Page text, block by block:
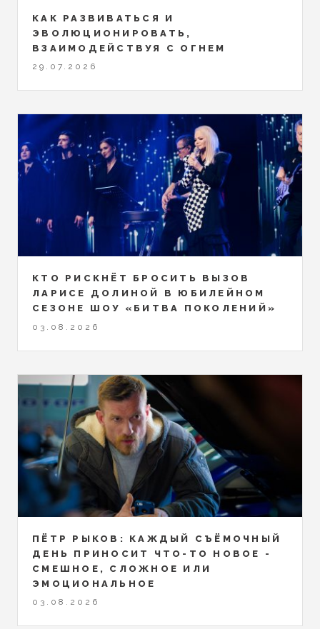
КАК РАЗВИВАТЬСЯ И
ЭВОЛЮЦИОНИРОВАТЬ,
ВЗАИМОДЕЙСТВУЯ С ОГНЕМ
29.07.2026
КТО РИСКНЁТ БРОСИТЬ ВЫЗОВ
ЛАРИСЕ ДОЛИНОЙ В ЮБИЛЕЙНОМ
СЕЗОНЕ ШОУ «БИТВА ПОКОЛЕНИЙ»
03.08.2026
ПЁТР РЫКОВ: КАЖДЫЙ СЪЁМОЧНЫЙ
ДЕНЬ ПРИНОСИТ ЧТО-ТО НОВОЕ -
СМЕШНОЕ, СЛОЖНОЕ ИЛИ
ЭМОЦИОНАЛЬНОЕ
03.08.2026